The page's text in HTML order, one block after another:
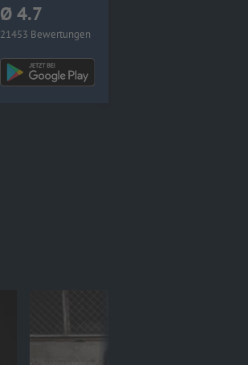
Ø 4.7
21453 Bewertungen